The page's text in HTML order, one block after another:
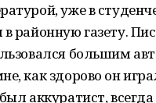
уже в
районную газету.
большим
как здорово он
аккуратист,